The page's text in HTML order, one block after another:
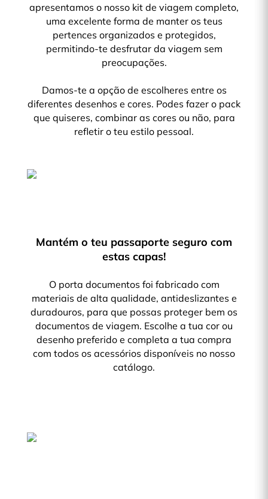
apresentamos o nosso kit de viagem completo,
uma excelente forma de manter os teus
pertences organizados e protegidos,
permitindo-te desfrutar da viagem sem
preocupações.
Damos-te a opção de escolheres entre os
diferentes desenhos e cores. Podes fazer o pack
que quiseres, combinar as cores ou não, para
refletir o teu estilo pessoal.
Mantém o teu passaporte seguro com
estas capas!
O porta documentos foi fabricado com
materiais de alta qualidade, antideslizantes e
duradouros, para que possas proteger bem os
documentos de viagem. Escolhe a tua cor ou
desenho preferido e completa a tua compra
com todos os acessórios disponíveis no nosso
catálogo.